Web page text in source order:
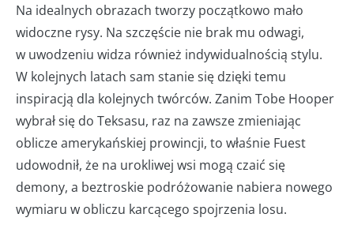
Na idealnych obrazach tworzy początkowo mało
widoczne rysy. Na szczęście nie brak mu odwagi,
w uwodzeniu widza również indywidualnością stylu.
W kolejnych latach sam stanie się dzięki temu
inspiracją dla kolejnych twórców. Zanim Tobe Hooper
wybrał się do Teksasu, raz na zawsze zmieniając
oblicze amerykańskiej prowincji, to właśnie Fuest
udowodnił, że na urokliwej wsi mogą czaić się
demony, a beztroskie podróżowanie nabiera nowego
wymiaru w obliczu karcącego spojrzenia losu.